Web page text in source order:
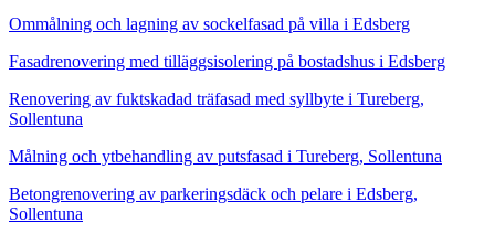
Ommålning och lagning av sockelfasad på villa i Edsberg
Fasadrenovering med tilläggsisolering på bostadshus i Edsberg
Renovering av fuktskadad träfasad med syllbyte i Tureberg,
Sollentuna
Målning och ytbehandling av putsfasad i Tureberg, Sollentuna
Betongrenovering av parkeringsdäck och pelare i Edsberg,
Sollentuna